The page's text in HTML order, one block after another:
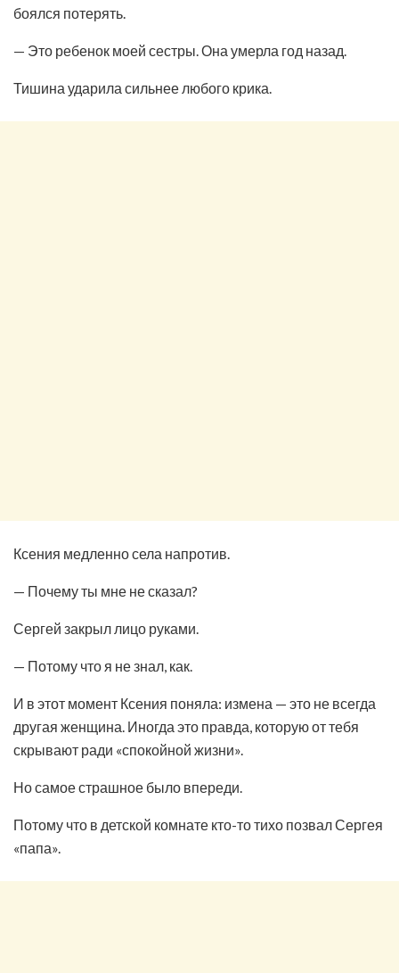
боялся потерять.
— Это ребенок моей сестры. Она умерла год назад.
Тишина ударила сильнее любого крика.
Ксения медленно села напротив.
— Почему ты мне не сказал?
Сергей закрыл лицо руками.
— Потому что я не знал, как.
И в этот момент Ксения поняла: измена — это не всегда
другая женщина. Иногда это правда, которую от тебя
скрывают ради «спокойной жизни».
Но самое страшное было впереди.
Потому что в детской комнате кто-то тихо позвал Сергея
«папа».